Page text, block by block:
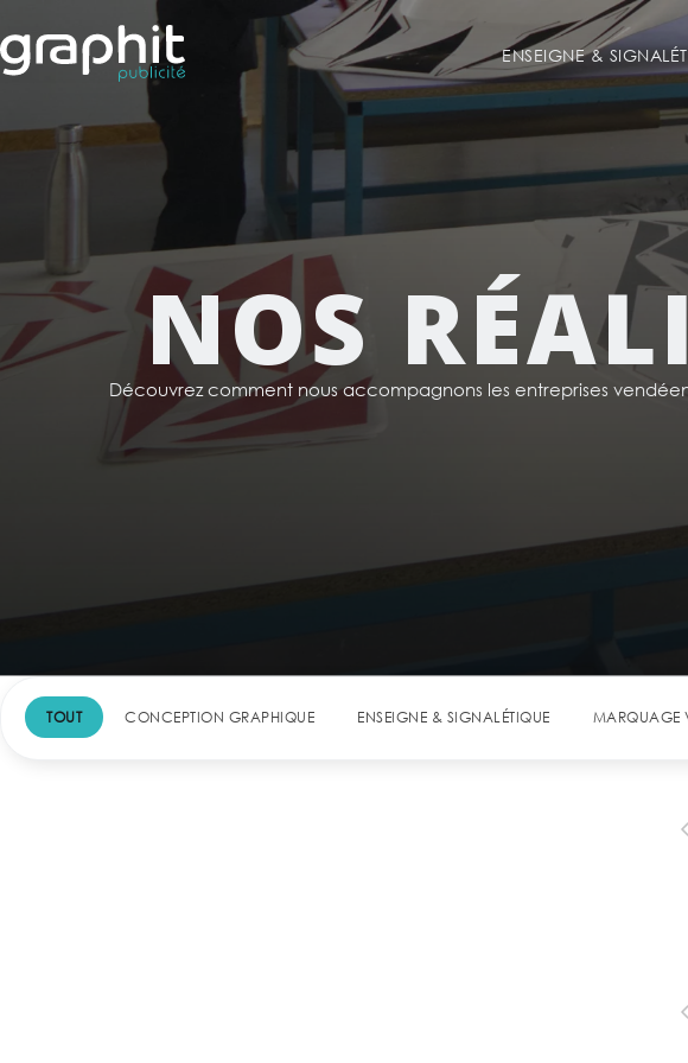
ENSEIGNE &
NOS
Découvrez comment nous accompagnons les entreprises
TOUT CONCEPTION GRAPHIQUE ENSEIGNE & SIGNALÉTIQUE MARQUAGE